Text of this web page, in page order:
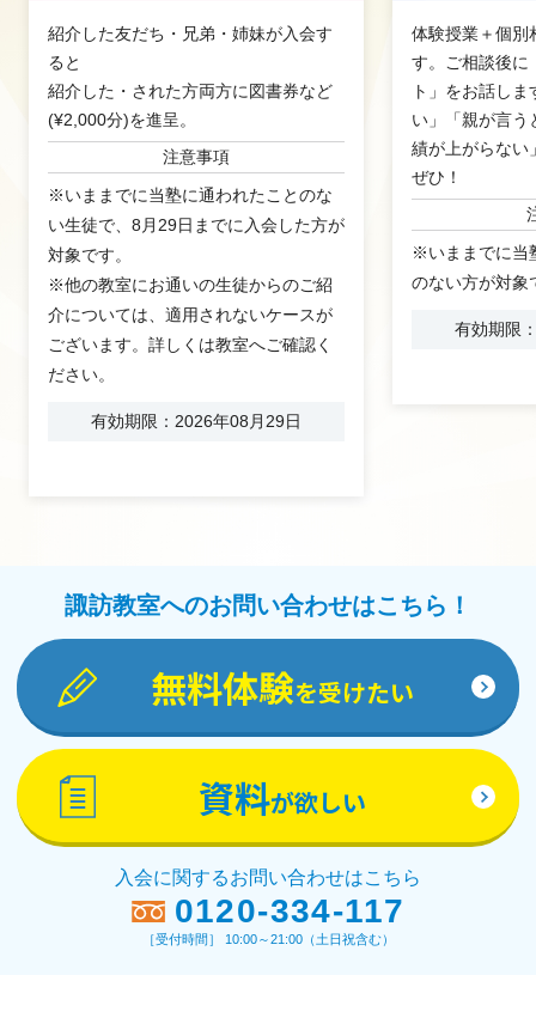
紹介した友だち・兄弟・姉妹が入会す
ると
紹介した・された方両方に図書券など
(¥2,000分)を進呈。
注意事項
※いままでに当塾に通われたことのな
い生徒で、8月29日までに入会した方が
対象です。
※他の教室にお通いの生徒からのご紹
介については、適用されないケースが
ございます。詳しくは教室へご確認く
ださい。
有効期限：2026年08月29日
体験授業＋個別
す。ご相談後に
ト」をお話し
い」「親が言う
績が上がらない
ぜひ！
※いままでに当
のない方が対象
有効期限
諏訪教室へのお問い合わせはこちら！
無料体験を受けたい
資料が欲しい
入会に関するお問い合わせはこちら
0120-334-117
［受付時間］ 10:00～21:00（土日祝含む）